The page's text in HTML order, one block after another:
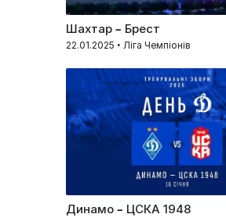
Шахтар – Брест
22.01.2025 • Ліга Чемпіонів
Динамо – ЦСКА 1948